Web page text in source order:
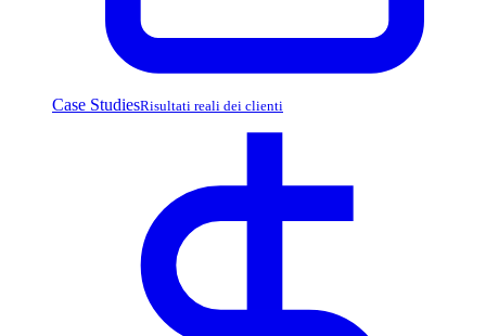
Case StudiesRisultati reali dei clienti